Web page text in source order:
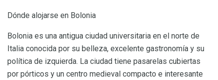
Dónde alojarse en Bolonia
Bolonia es una antigua ciudad universitaria en el norte de
Italia conocida por su belleza, excelente gastronomía y su
política de izquierda. La ciudad tiene pasarelas cubiertas
por pórticos y un centro medieval compacto e interesante